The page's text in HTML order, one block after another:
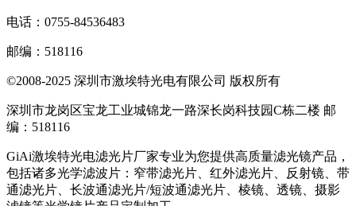
电话：0755-84536483
邮编：518116
©2008-2025 深圳市激埃特光电有限公司 版权所有
深圳市龙岗区宝龙工业城锦龙一路深长岗科技园C栋二楼 邮
编：518116
GiAi激埃特光电滤光片厂家专业为您提供高质量滤光镜产品，
包括诸多光学滤波片：窄带滤光片、红外滤光片、反射镜、带
通滤光片、长波通滤光片/短波通滤光片、棱镜、透镜、摄影